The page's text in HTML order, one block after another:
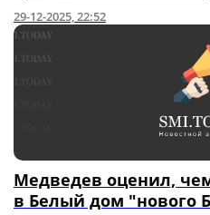
29-12-2025, 22:52
Медведев оценил,
в Белый дом "нового